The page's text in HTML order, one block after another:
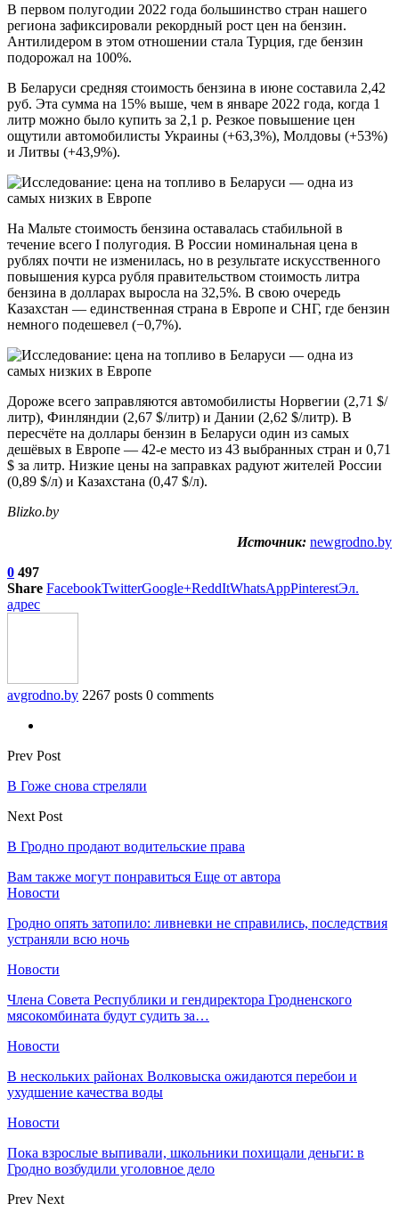
В первом полугодии 2022 года большинство стран нашего
региона зафиксировали рекордный рост цен на бензин.
Антилидером в этом отношении стала Турция, где бензин
подорожал на 100%.
В Беларуси средняя стоимость бензина в июне составила 2,42
руб. Эта сумма на 15% выше, чем в январе 2022 года, когда 1
литр можно было купить за 2,1 р. Резкое повышение цен
ощутили автомобилисты Украины (+63,3%), Молдовы (+53%)
и Литвы (+43,9%).
На Мальте стоимость бензина оставалась стабильной в
течение всего I полугодия. В России номинальная цена в
рублях почти не изменилась, но в результате искусственного
повышения курса рубля правительством стоимость литра
бензина в долларах выросла на 32,5%. В свою очередь
Казахстан — единственная страна в Европе и СНГ, где бензин
немного подешевел (−0,7%).
Дороже всего заправляются автомобилисты Норвегии (2,71 $/
литр), Финляндии (2,67 $/литр) и Дании (2,62 $/литр). В
пересчёте на доллары бензин в Беларуси один из самых
дешёвых в Европе — 42-е место из 43 выбранных стран и 0,71
$ за литр. Низкие цены на заправках радуют жителей России
(0,89 $/л) и Казахстана (0,47 $/л).
Blizko.by
Источник: newgrodno.by
0 497
Share FacebookTwitterGoogle+ReddItWhatsAppPinterestЭл.
адрес
avgrodno.by 2267 posts 0 comments
Prev Post
В Гоже снова стреляли
Next Post
В Гродно продают водительские права
Вам также могут понравиться Еще от автора
Новости
Гродно опять затопило: ливневки не справились, последствия
устраняли всю ночь
Новости
Члена Совета Республики и гендиректора Гродненского
мясокомбината будут судить за…
Новости
В нескольких районах Волковыска ожидаются перебои и
ухудшение качества воды
Новости
Пока взрослые выпивали, школьники похищали деньги: в
Гродно возбудили уголовное дело
Prev Next